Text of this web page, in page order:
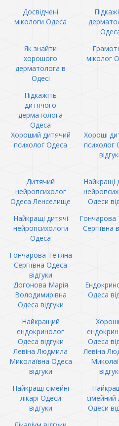
Досвідчені
мікологи Одеса
Як знайти
хорошого
дерматолога в
Одесі
міколог
Підкажіть
дитячого
дерматолога
Одеса
Хороший дитячий
психолог Одеса
Хороші
психолог
Дитячий
нейропсихолог
Одеса Ленселище
Найкращі
Одеси
Найкращі дитячі
нейропсихологи
Одеса
Гончарова
Сергіївна
Гончарова Тетяна
Сергіївна Одеса
відгуки
Догонова Марія
Володимирівна
Одеса відгуки
Одеса
Найкращий
ендокринолог
Одеса відгуки
Одеса
Левіна Людмила
Миколаївна Одеса
відгуки
Левіна
Найкращі сімейні
лікарі Одеси
відгуки
сімейний
Одеси